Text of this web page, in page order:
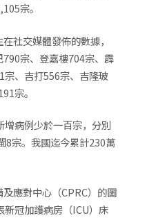
宗。
社交媒體發佈的數據，
宗、登嘉樓704宗、霹
宗、吉打556宗、吉隆玻
宗。
病例少於一百宗，分別
8宗。我國迄今累計230萬
應對中心（CPRC）的圖
冠加護病房（ICU）床